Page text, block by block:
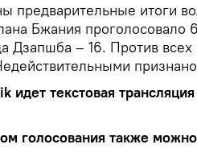
предварительные итоги
Бжания проголосовало
Дзапшба – 16. Против всех
идет текстовая
голосования также